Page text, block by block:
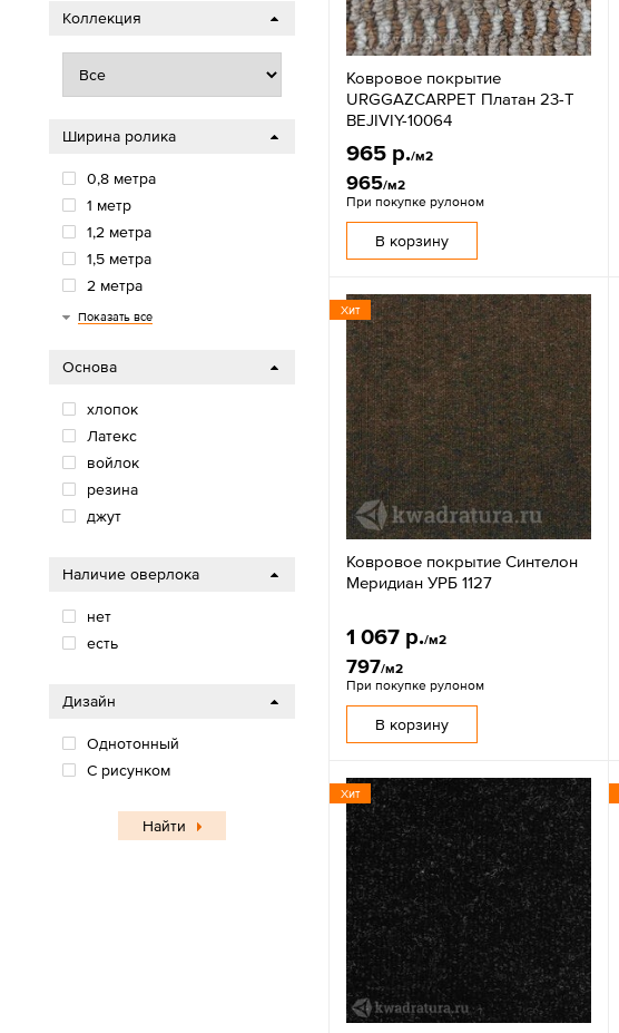
Ковровое покрытие
URGGAZCARPET Платан 23-T
BEJIVIY-10064
965 р./м2
965/м2
При покупке рулоном
В корзину
Хит
Ковровое покрытие Синтелон
Меридиан УРБ 1127
1 067 р./м2
797/м2
При покупке рулоном
В корзину
Хит
Коллекция
Ширина ролика
0,8 метра
1 метр
1,2 метра
1,5 метра
2 метра
2,5 метра
2,9 метров
3 метра
3,5 метра
4 метра
5 метров
Показать все
Основа
хлопок
Латекс
войлок
резина
джут
Наличие оверлока
нет
есть
Дизайн
Однотонный
С рисунком
Найти